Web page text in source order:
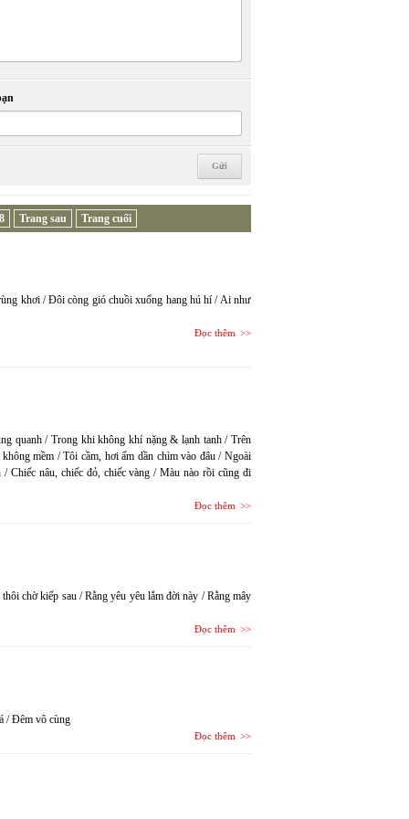
8 Trang sau Trang cuối
khơi / Đôi còng gió chuồi xuống hang hú hí / Ai như
Đọc thêm
quanh / Trong khi không khí nặng & lạnh tanh / Trên
mềm / Tôi cầm, hơi ấm dần chìm vào đâu / Ngoài
Chiếc nâu, chiếc đỏ, chiếc vàng / Màu nào rồi cũng đi
Đọc thêm
chờ kiếp sau / Rằng yêu yêu lắm đời này / Rằng mây
Đọc thêm
/ Đêm vô cùng
Đọc thêm